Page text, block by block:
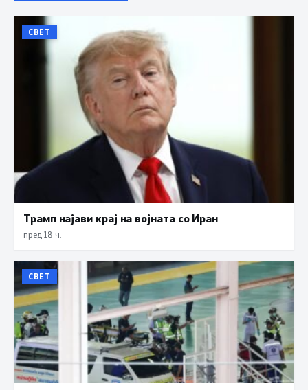
СВЕТ
Трамп најави крај на војната со Иран
пред 18 ч.
СВЕТ